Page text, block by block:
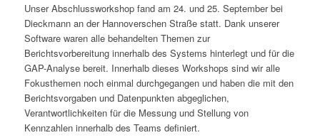
Unser Abschlussworkshop fand am 24. und 25. September bei
Dieckmann an der Hannoverschen Straße statt. Dank unserer
Software waren alle behandelten Themen zur
Berichtsvorbereitung innerhalb des Systems hinterlegt und für die
GAP-Analyse bereit. Innerhalb dieses Workshops sind wir alle
Fokusthemen noch einmal durchgegangen und haben die mit den
Berichtsvorgaben und Datenpunkten abgeglichen,
Verantwortlichkeiten für die Messung und Stellung von
Kennzahlen innerhalb des Teams definiert.